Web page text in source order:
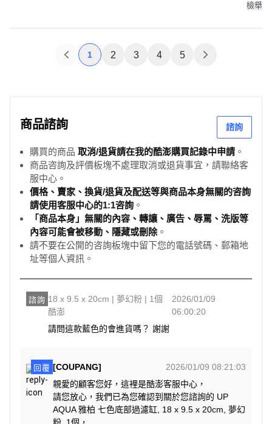
檢舉
1 2 3 4 5
商品諮詢 諮詢
購買的商品 取消/退貨請在我的酷澎購買記錄中申請 。
商品咨詢及評價板塊不處理取消或退貨事宜，請聯絡客
服中心。
價格、賣家、換貨/退貨及配送等與商品本身無關的咨詢
請使用客服中心的1:1咨詢 。
「商品本身」無關的內容、轉讓、廣告、辱罵、洗版等
內容可能會被移動、隱藏或刪除。
請不要在公開的咨詢板塊中留下您的電話號碼、郵箱地
址等個人資訊。
諮詢 18 x 9.5 x 20cm | 夢幻粉 | 1個
酷澎
2026/01/09
06:00:20
請問這款藍色的會進貨嗎？ 謝謝
回覆 [COUPANG]
2026/01/09 08:21:03
親愛的顧客您好，這裡是酷澎客服中心，
請您放心，我們已為您確認到關於您諮詢的 UP
AQUA 雅柏 七色底部過濾缸, 18 x 9.5 x 20cm, 夢幻
粉, 1個，